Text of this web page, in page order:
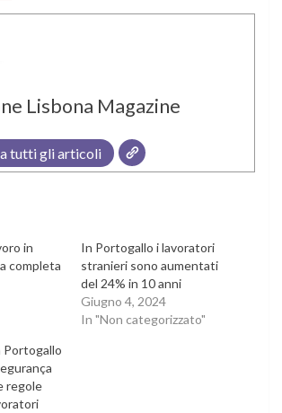
Lisbona Magazine
tutti gli articoli
in
completa
In Portogallo i lavoratori
stranieri sono aumentati
del 24% in 10 anni
Giugno 4, 2024
In "Non categorizzato"
Portogallo
regole